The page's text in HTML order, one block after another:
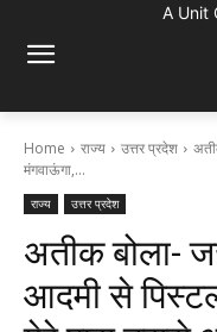
A Unit
Home राज्य उत्तर प्रदेश
मंगवाऊंगा,...
राज्य उत्तर प्रदेश
अतीक बोला-
आदमी से